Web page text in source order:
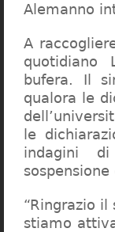
Alemanno
A
quotidiano
bufera. Il
qualora le
le
indagini
“Ringrazio
stiamo